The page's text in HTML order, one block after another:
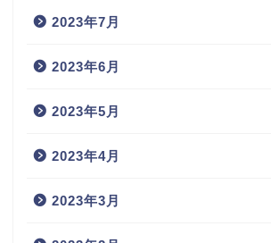
2023年7月
2023年6月
2023年5月
2023年4月
2023年3月